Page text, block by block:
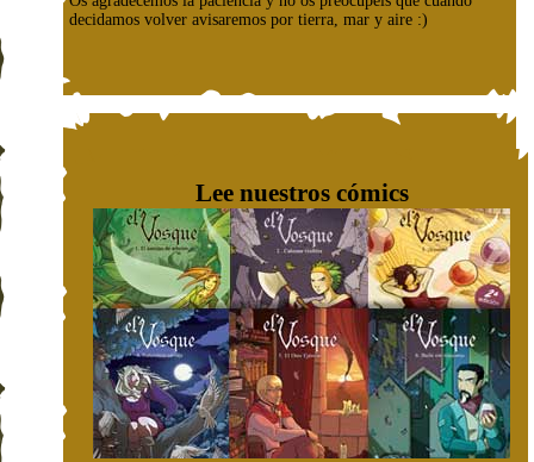
decidamos volver avisaremos por tierra, mar y aire :)
Lee nuestros cómics